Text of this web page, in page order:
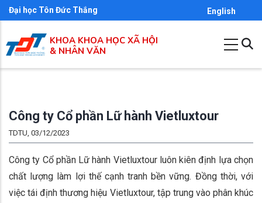
Nhảy
đến
nội
dung
Đại học Tôn Đức Thắng English
KHOA KHOA HỌC XÃ HỘI
& NHÂN VĂN
Công ty Cổ phần Lữ hành Vietluxtour
TDTU, 03/12/2023
Công ty Cổ phần Lữ hành Vietluxtour luôn kiên định lựa chọn
chất lượng làm lợi thế cạnh tranh bền vững. Đồng thời, với
việc tái định thương hiệu Vietluxtour, tập trung vào phân khúc